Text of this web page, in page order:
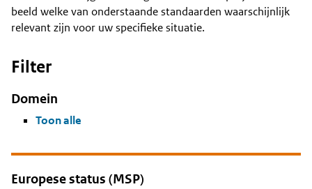
beeld welke van onderstaande standaarden waarschijnlijk
relevant zijn voor uw specifieke situatie.
Filter
Domein
Toon alle
Europese status (MSP)